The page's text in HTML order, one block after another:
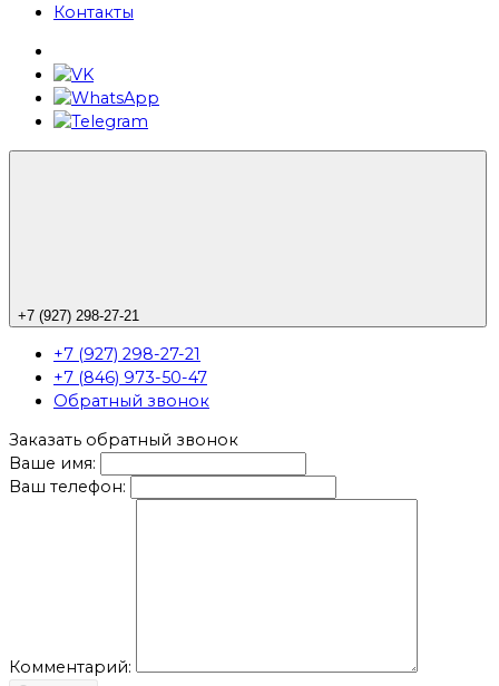
Контакты
+7 (927) 298-27-21
+7 (927) 298-27-21
+7 (846) 973-50-47
Обратный звонок
Заказать обратный звонок
Ваше имя:
Ваш телефон:
Комментарий: